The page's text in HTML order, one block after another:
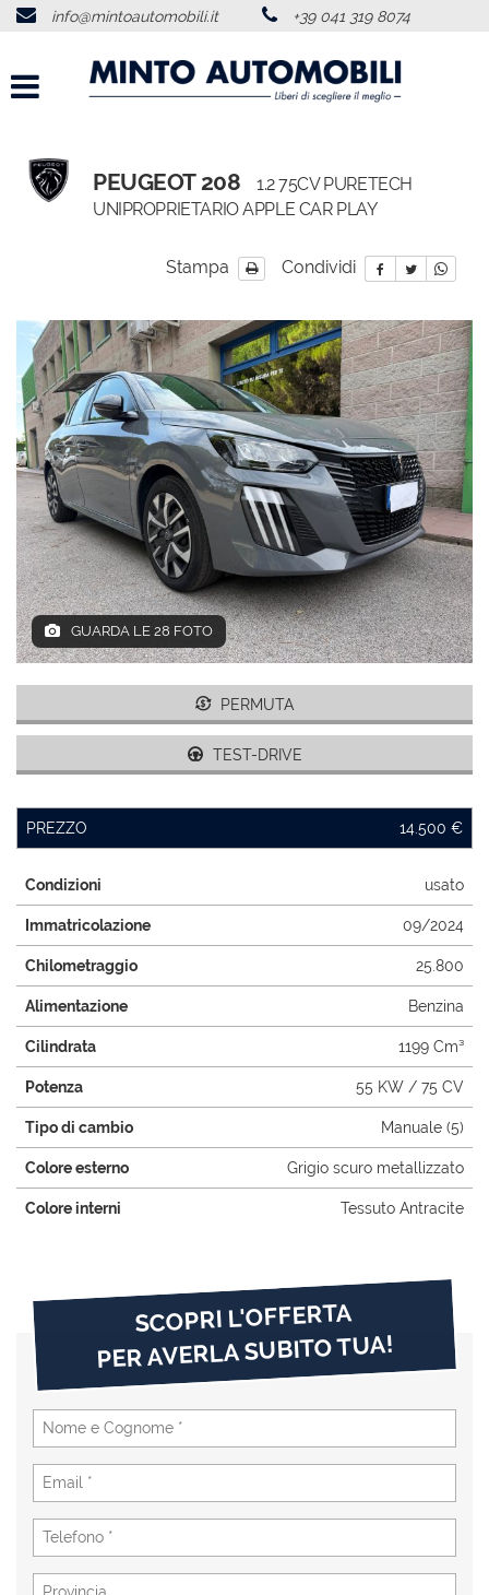
HOME
CHI SIAMO
LISTA VEICOLI
RECENSIONI
CONTATTI
NEWS
AREA COMMERCIANTI
ENGLISH
info@mintoautomobili.it +39 041 319 8074
PEUGEOT 208
1.2 75CV PURETECH
UNIPROPRIETARIO APPLE CAR PLAY
Stampa Condividi
GUARDA LE 28 FOTO
PERMUTA
TEST-DRIVE
PREZZO 14.500 €
Condizioni usato
Immatricolazione 09/2024
Chilometraggio 25.800
Alimentazione Benzina
Cilindrata 1199 Cm³
Potenza 55 KW / 75 CV
Tipo di cambio Manuale (5)
Colore esterno Grigio scuro metallizzato
Colore interni Tessuto Antracite
SCOPRI L'OFFERTA
PER AVERLA SUBITO TUA!